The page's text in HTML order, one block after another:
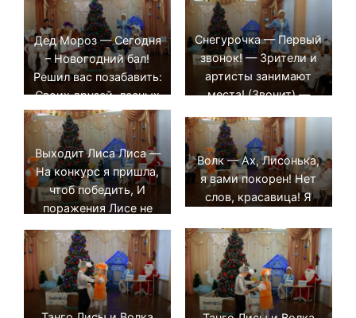
новогодний!
Дед Мороз — Сегодня
– Новогодний бал!
Решил вас позабавить:
Своих друзей, лесных
зверей, артистами
представить. Хотите
знать и ты… и ты?
Здесь будет «Конкурс
красоты».
Снегурочка — Первый
звонок! — Зрители и
артисты занимают
места! (Звонит) —
Прекращаются
разговоры! (Звонит)
— Третий звонок! –
представление
начинается!
Выходит Лиса Лиса —
На конкурс я пришла,
чтоб победить, И
поражения Лисе не
Волк — Ах, Лисонька,
я вами покорен! Нет
слов, красавица! Я